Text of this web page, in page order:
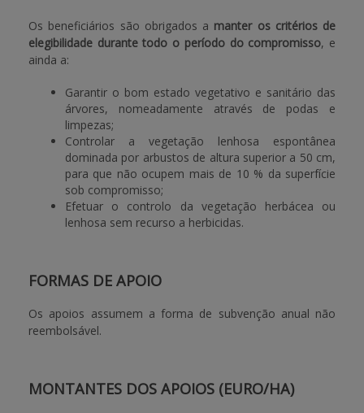
Os beneficiários são obrigados a manter os critérios de
elegibilidade durante todo o período do compromisso, e
ainda a:
Garantir o bom estado vegetativo e sanitário das
árvores, nomeadamente através de podas e
limpezas;
Controlar a vegetação lenhosa espontânea
dominada por arbustos de altura superior a 50 cm,
para que não ocupem mais de 10 % da superfície
sob compromisso;
Efetuar o controlo da vegetação herbácea ou
lenhosa sem recurso a herbicidas.
FORMAS DE APOIO
Os apoios assumem a forma de subvenção anual não
reembolsável.
MONTANTES DOS APOIOS (EURO/HA)